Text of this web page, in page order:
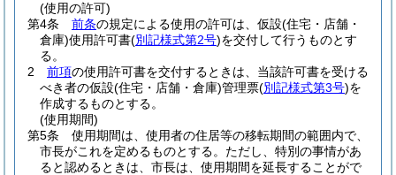
(使用の許可)
第4条
前条の規定による使用の許可は、仮設(住宅・店舗・
倉庫)使用許可書(別記様式第2号)を交付して行うものとす
る。
2
前項の使用許可書を交付するときは、当該許可書を受ける
べき者の仮設(住宅・店舗・倉庫)管理票(別記様式第3号)を
作成するものとする。
(使用期間)
第5条
使用期間は、使用者の住居等の移転期間の範囲内で、
市長がこれを定めるものとする。 ただし、特別の事情があ
ると認めるときは、市長は、使用期間を延長することがで